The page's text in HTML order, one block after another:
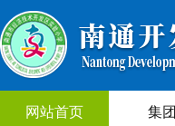
网站首页 集